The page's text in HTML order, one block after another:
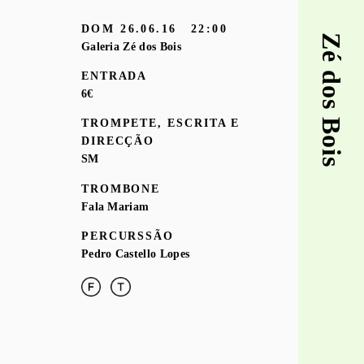
Zé dos Bois
DOM 26.06.16
22:00
Galeria Zé dos Bois
ENTRADA
6€
TROMPETE, ESCRITA E
DIRECÇÃO
SM
TROMBONE
Fala Mariam
PERCURSSÃO
Pedro Castello Lopes